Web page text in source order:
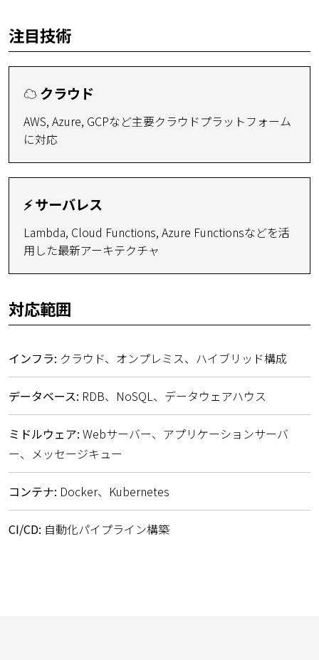
注目技術
☁️ クラウド
AWS, Azure, GCPなど主要クラウドプラットフォーム
に対応
⚡ サーバレス
Lambda, Cloud Functions, Azure Functionsなどを活
用した最新アーキテクチャ
対応範囲
インフラ: クラウド、オンプレミス、ハイブリッド構成
データベース: RDB、NoSQL、データウェアハウス
ミドルウェア: Webサーバー、アプリケーションサーバ
ー、メッセージキュー
コンテナ: Docker、Kubernetes
CI/CD: 自動化パイプライン構築